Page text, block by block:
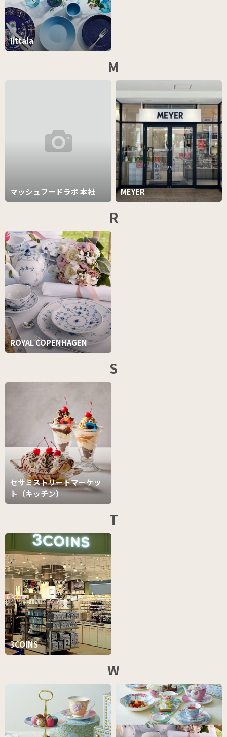
Iittala
M
マッシュフードラボ 本社 MEYER
R
ROYAL COPENHAGEN
S
セサミストリートマーケッ
ト（キッチン）
T
3COINS
W